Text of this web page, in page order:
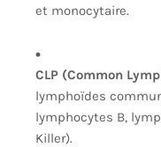
et monocytaire.
CLP (Common
lymphoïdes
lymphocytes B,
Killer).